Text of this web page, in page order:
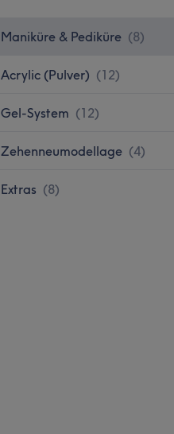
Maniküre & Pediküre (8)
Acrylic (Pulver) (12)
Gel-System (12)
Zehenneumodellage (4)
Extras (8)